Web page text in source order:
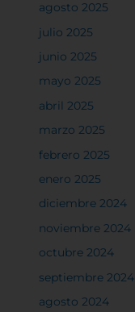
agosto 2025
julio 2025
junio 2025
mayo 2025
abril 2025
marzo 2025
febrero 2025
enero 2025
diciembre 2024
noviembre 2024
octubre 2024
septiembre 2024
agosto 2024